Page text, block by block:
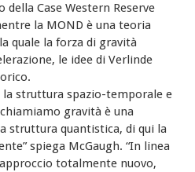
della Case Western Reserve
la MOND è una teoria
quale la forza di gravità
le idee di Verlinde
la struttura spazio-temporale e
gravità è una
struttura quantistica, di qui la
spiega McGaugh. “In linea
totalmente nuovo,